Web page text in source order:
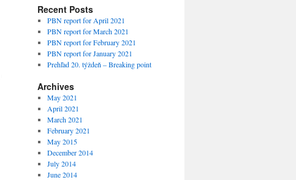
Recent Posts
PBN report for April 2021
PBN report for March 2021
PBN report for February 2021
PBN report for January 2021
Prehľad 20. týždeň – Breaking point
Archives
May 2021
April 2021
March 2021
February 2021
May 2015
December 2014
July 2014
June 2014